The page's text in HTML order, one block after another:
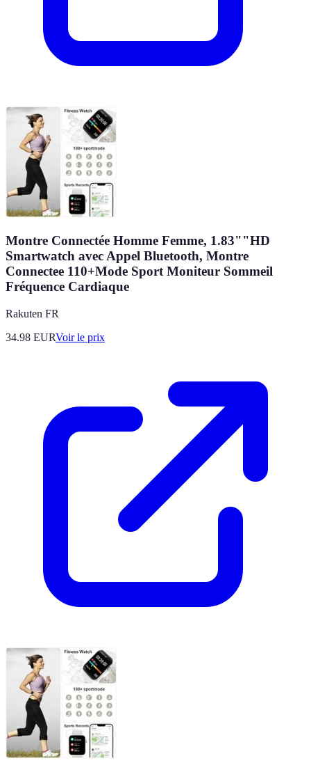
Montre Connectée Homme Femme, 1.83""HD
Smartwatch avec Appel Bluetooth, Montre
Connectee 110+Mode Sport Moniteur Sommeil
Fréquence Cardiaque
Rakuten FR
34.98 EURVoir le prix